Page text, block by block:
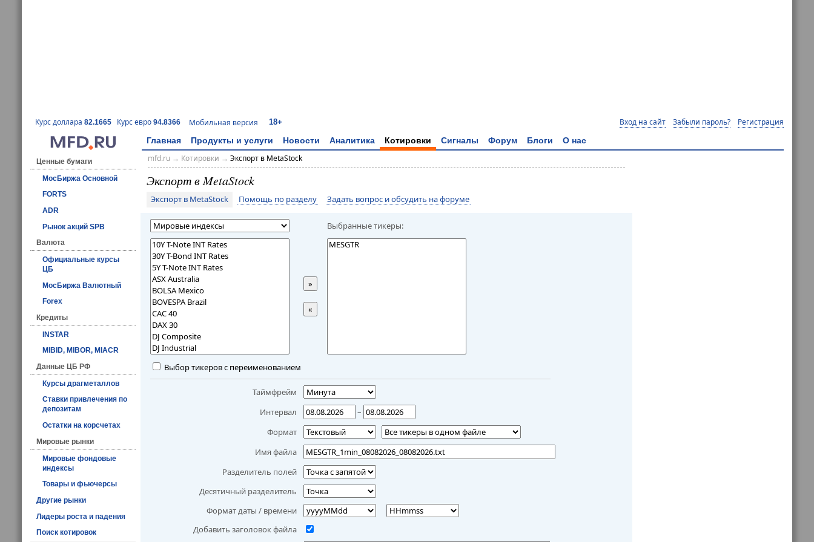
Курс доллара 82.1665 Курс евро 94.8366 Мобильная версия 18+ Вход на сайт Забыли пароль? Регистрация
Главная Продукты и услуги Новости Аналитика Котировки Сигналы Форум Блоги О нас
Ценные бумаги
МосБиржа Основной
FORTS
ADR
Рынок акций SPB
Валюта
Официальные курсы
ЦБ
МосБиржа Валютный
Forex
Кредиты
INSTAR
MIBID, MIBOR, MIACR
Данные ЦБ РФ
Курсы драгметаллов
Ставки привлечения по
депозитам
Остатки на корсчетах
Мировые рынки
Мировые фондовые
индексы
Товары и фьючерсы
Другие рынки
Лидеры роста и падения
Поиск котировок
mfd.ru→ Котировки → Экспорт в MetaStock
Экспорт в MetaStock
Экспорт в MetaStock Помощь по разделу Задать вопрос и обсудить на форуме
Выбранные тикеры:
»
«
Выбор тикеров с переименованием
Таймфрейм
Интервал
–
Формат
Имя файла
Разделитель полей
Десятичный разделитель
Формат даты / времени
Добавить заголовок файла